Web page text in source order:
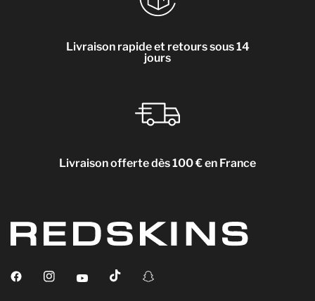
Livraison rapide et retours sous 14
jours
Livraison offerte dès 100 € en France